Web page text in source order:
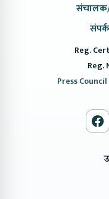
Reg.
Reg.
Press